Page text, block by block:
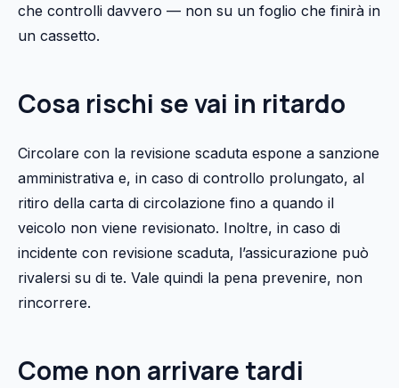
che controlli davvero — non su un foglio che finirà in
un cassetto.
Cosa rischi se vai in ritardo
Circolare con la revisione scaduta espone a sanzione
amministrativa e, in caso di controllo prolungato, al
ritiro della carta di circolazione fino a quando il
veicolo non viene revisionato. Inoltre, in caso di
incidente con revisione scaduta, l’assicurazione può
rivalersi su di te. Vale quindi la pena prevenire, non
rincorrere.
Come non arrivare tardi